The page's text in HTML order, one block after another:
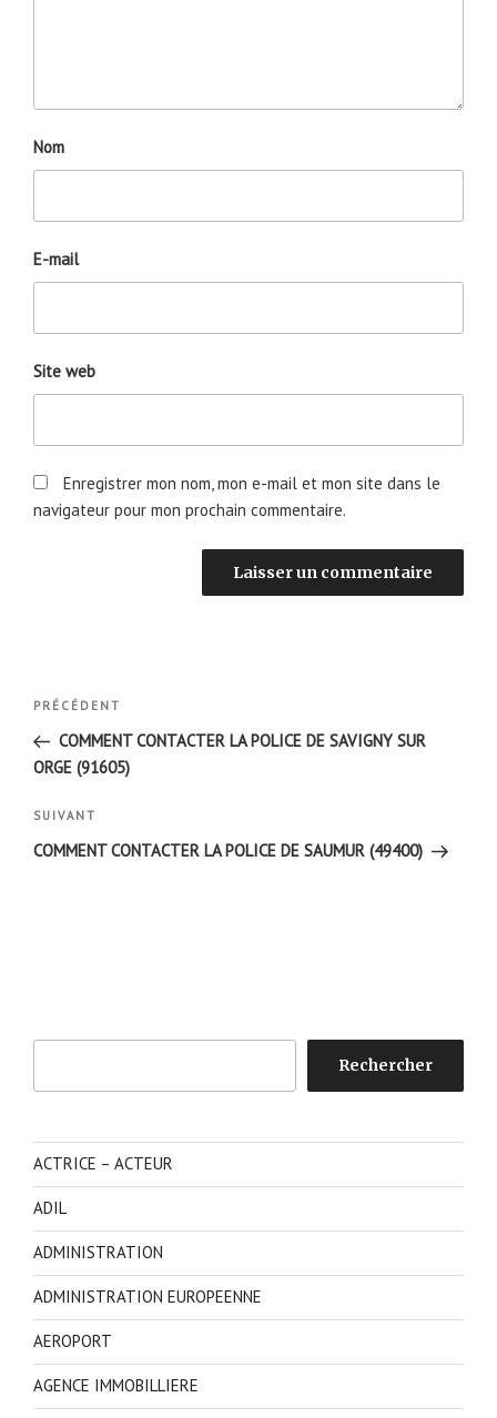
Nom
E-mail
Site web
Enregistrer mon nom, mon e-mail et mon site dans le
navigateur pour mon prochain commentaire.
Navigation
l’article
Article
précédent
PRÉCÉDENT
COMMENT CONTACTER LA POLICE DE SAVIGNY SUR
ORGE (91605)
Article
suivant
SUIVANT
COMMENT CONTACTER LA POLICE DE SAUMUR (49400)
Rechercher
ACTRICE – ACTEUR
ADIL
ADMINISTRATION
ADMINISTRATION EUROPEENNE
AEROPORT
AGENCE IMMOBILLIERE